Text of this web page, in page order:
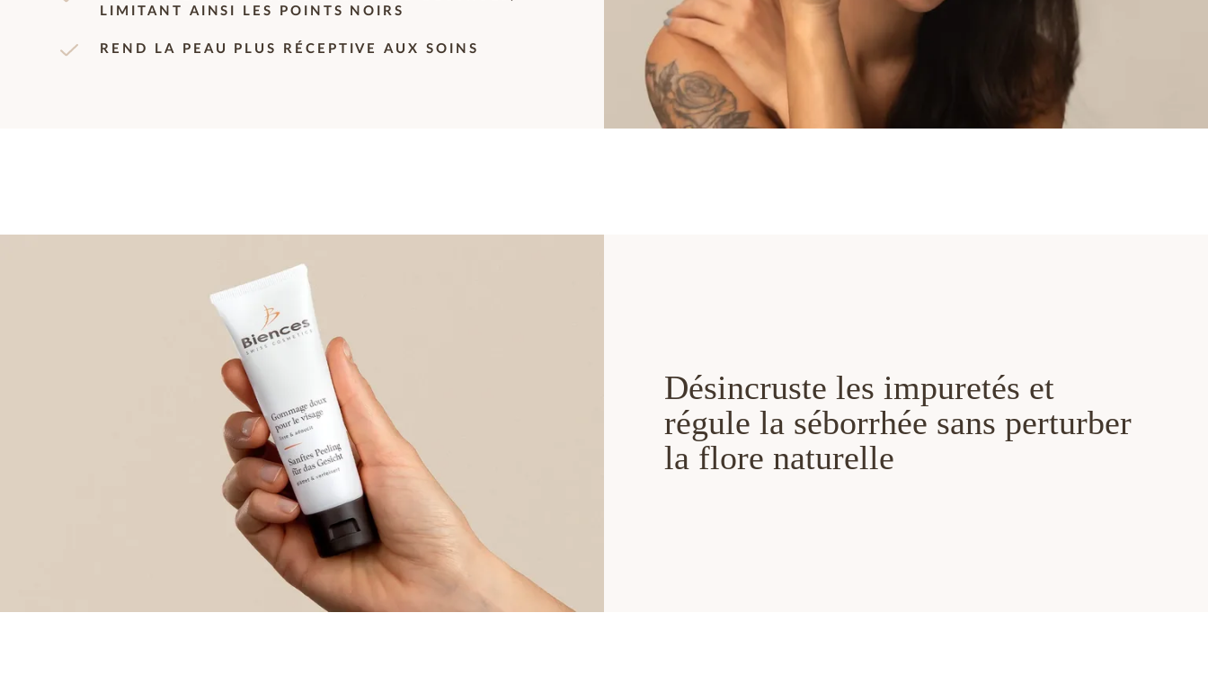
LIMITANT AINSI LES POINTS NOIRS
REND LA PEAU PLUS RÉCEPTIVE AUX SOINS
Désincruste les impuretés et
régule la séborrhée sans perturber
la flore naturelle